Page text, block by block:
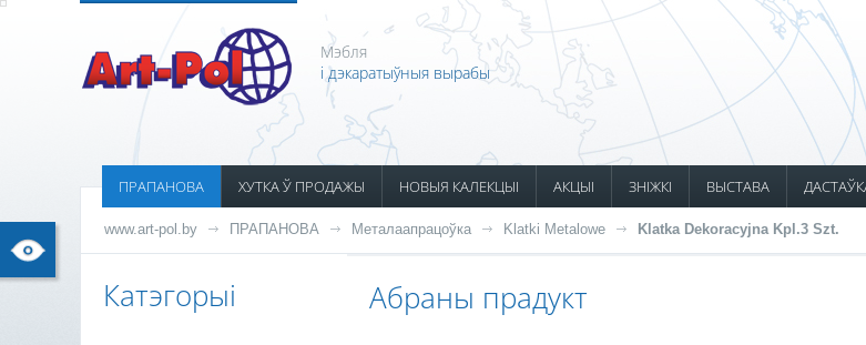
Мэбля
і дэкаратыўныя вырабы
ПРАПАНОВА ХУТКА Ў ПРОДАЖЫ НОВЫЯ КАЛЕКЦЫІ АКЦЫІ ЗНІЖКІ ВЫСТАВА
www.art-pol.by ПРАПАНОВА Металаапрацоўка Klatki Metalowe Klatka Dekoracyjna Kpl.3 Szt.
Катэгорыі
Абраны прадукт